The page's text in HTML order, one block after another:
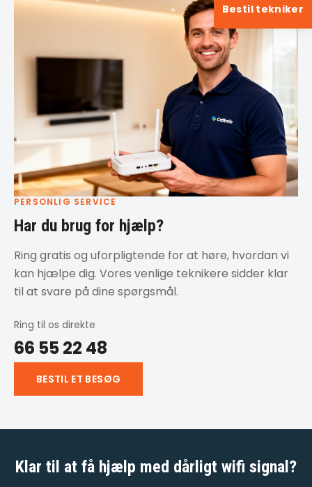
PERSONLIG SERVICE
Har du brug for hjælp?
Ring gratis og uforpligtende for at høre, hvordan vi
kan hjælpe dig. Vores venlige teknikere sidder klar
til at svare på dine spørgsmål.
Ring til os direkte
66 55 22 48
BESTIL ET BESØG
Klar til at få hjælp med dårligt wifi signal ?
Bestil tekniker